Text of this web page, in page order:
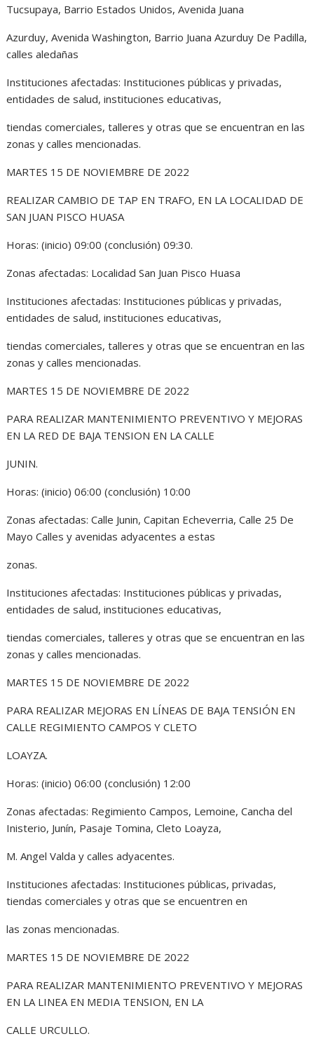
Tucsupaya, Barrio Estados Unidos, Avenida Juana
Azurduy, Avenida Washington, Barrio Juana Azurduy De Padilla,
calles aledañas
Instituciones afectadas: Instituciones públicas y privadas,
entidades de salud, instituciones educativas,
tiendas comerciales, talleres y otras que se encuentran en las
zonas y calles mencionadas.
MARTES 15 DE NOVIEMBRE DE 2022
REALIZAR CAMBIO DE TAP EN TRAFO, EN LA LOCALIDAD DE
SAN JUAN PISCO HUASA
Horas: (inicio) 09:00 (conclusión) 09:30.
Zonas afectadas: Localidad San Juan Pisco Huasa
Instituciones afectadas: Instituciones públicas y privadas,
entidades de salud, instituciones educativas,
tiendas comerciales, talleres y otras que se encuentran en las
zonas y calles mencionadas.
MARTES 15 DE NOVIEMBRE DE 2022
PARA REALIZAR MANTENIMIENTO PREVENTIVO Y MEJORAS
EN LA RED DE BAJA TENSION EN LA CALLE
JUNIN.
Horas: (inicio) 06:00 (conclusión) 10:00
Zonas afectadas: Calle Junin, Capitan Echeverria, Calle 25 De
Mayo Calles y avenidas adyacentes a estas
zonas.
Instituciones afectadas: Instituciones públicas y privadas,
entidades de salud, instituciones educativas,
tiendas comerciales, talleres y otras que se encuentran en las
zonas y calles mencionadas.
MARTES 15 DE NOVIEMBRE DE 2022
PARA REALIZAR MEJORAS EN LÍNEAS DE BAJA TENSIÓN EN
CALLE REGIMIENTO CAMPOS Y CLETO
LOAYZA.
Horas: (inicio) 06:00 (conclusión) 12:00
Zonas afectadas: Regimiento Campos, Lemoine, Cancha del
Inisterio, Junín, Pasaje Tomina, Cleto Loayza,
M. Angel Valda y calles adyacentes.
Instituciones afectadas: Instituciones públicas, privadas,
tiendas comerciales y otras que se encuentren en
las zonas mencionadas.
MARTES 15 DE NOVIEMBRE DE 2022
PARA REALIZAR MANTENIMIENTO PREVENTIVO Y MEJORAS
EN LA LINEA EN MEDIA TENSION, EN LA
CALLE URCULLO.